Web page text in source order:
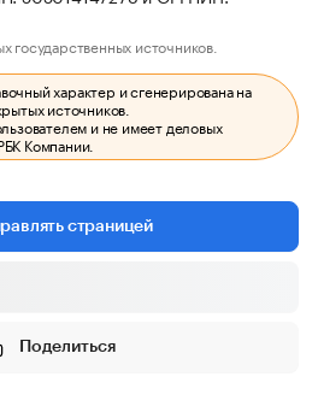
государственных источников.
характер и сгенерирована на
источников.
и не имеет деловых
Компании.
страницей
Поделиться